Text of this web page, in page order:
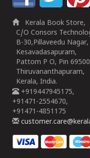
Kerala Book Store,
C/O Consors
B-30,Pillaveedu Nagar,
Kesavadasapuram,
Pattom P O, Pin
Thiruvananthapuram,
Kerala, India.
+919447945175,
+91471-2554670,
+91471-4851175